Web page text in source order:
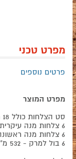
מפרט טכני
פרטים נוספים
מפרט המוצר
סט הצלחות כולל 18 חלקים, מתאים ל- 6 סועדים:
6 צלחות מנה עיקרית - 26 ס"מ
6 צלחות מנה ראשונה - 21.5 ס"מ
6 בול למרק - 532 מ"ל